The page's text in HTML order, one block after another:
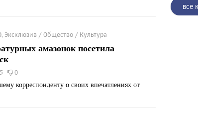
Эксклюзив / Общество / Культура
амазонок посетила
0
корреспонденту о своих впечатлениях от
все